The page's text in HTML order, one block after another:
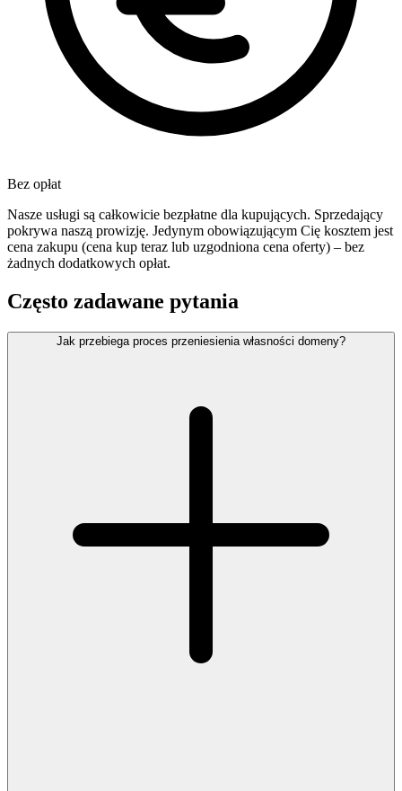
Bez opłat
Nasze usługi są całkowicie bezpłatne dla kupujących. Sprzedający
pokrywa naszą prowizję. Jedynym obowiązującym Cię kosztem jest
cena zakupu (cena kup teraz lub uzgodniona cena oferty) – bez
żadnych dodatkowych opłat.
Często zadawane pytania
Jak przebiega proces przeniesienia własności domeny?